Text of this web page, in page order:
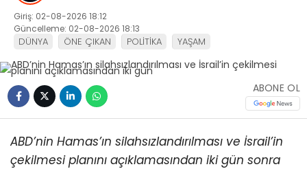
Giriş: 02-08-2026 18:12
Güncelleme: 02-08-2026 18:13
DÜNYA ÖNE ÇIKAN POLİTİKA YAŞAM
ABONE OL
ABD’nin Hamas’ın silahsızlandırılması ve İsrail’in
çekilmesi planını açıklamasından iki gün sonra